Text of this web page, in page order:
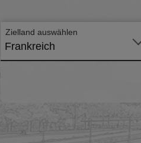
Zielland auswählen
Frankreich